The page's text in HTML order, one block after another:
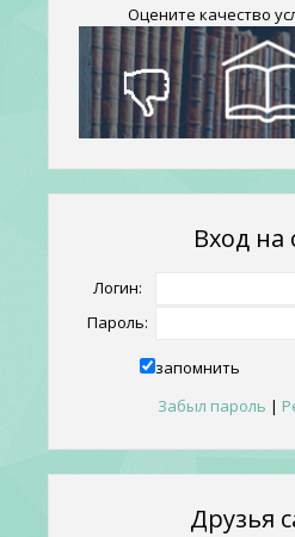
Оцените качество
Вход на
Логин:
Пароль:
запомнить
Забыл пароль |
Друзья